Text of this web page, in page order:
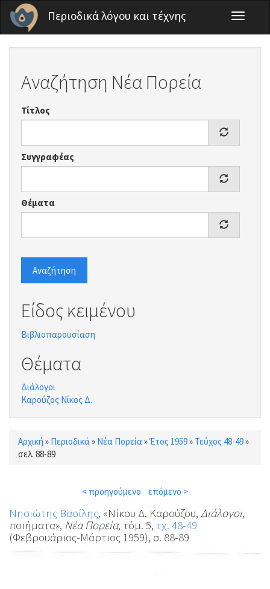
Παράκαμψη προς το κυρίως περιεχόμενο
Περιοδικά λόγου και τέχνης
Toggle
Αναζήτηση Νέα Πορεία
Τίτλος
Συγγραφέας
Θέματα
Αναζήτηση
Είδος κειμένου
Βιβλιοπαρουσίαση
Θέματα
Διάλογοι
Καρούζος Νίκος Δ.
Είστε εδώ
Αρχική » Περιοδικά» Νέα Πορεία»Έτος 1959» Τεύχος 48-49»
σελ. 88-89
< προηγούμενο επόμενο >
Νησιώτης Βασίλης, «Νίκου Δ. Καρούζου, Διάλογοι,
ποιήματα», Νέα Πορεία, τόμ. 5, τχ. 48-49
(Φεβρουάριος-Μάρτιος 1959), σ. 88-89